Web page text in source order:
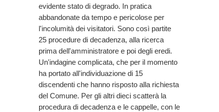
evidente stato di degrado. In pratica
abbandonate da tempo e pericolose per
l'incolumità dei visitatori. Sono così partite
25 procedure di decadenza, alla ricerca
prima dell'amministratore e poi degli eredi.
Un'indagine complicata, che per il momento
ha portato all'individuazione di 15
discendenti che hanno risposto alla richiesta
del Comune. Per gli altri dieci scatterà la
procedura di decadenza e le cappelle, con le